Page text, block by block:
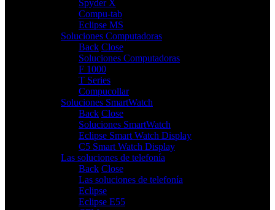
Spyder X
Compu-tab
Eclipse MS
Soluciones Computadoras
Back Close
Soluciones Computadoras
F 1000
T Series
Compucollar
Soluciones SmartWatch
Back Close
Soluciones SmartWatch
Eclipse Smart Watch Display
C5 Smart Watch Display
Las soluciones de telefonía
Back Close
Las soluciones de telefonía
Eclipse
Eclipse E55